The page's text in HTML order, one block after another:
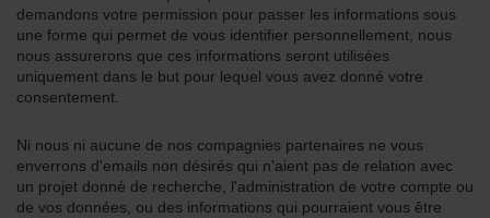
demandons votre permission pour passer les informations sous
une forme qui permet de vous identifier personnellement, nous
nous assurerons que ces informations seront utilisées
uniquement dans le but pour lequel vous avez donné votre
consentement.
Ni nous ni aucune de nos compagnies partenaires ne vous
enverrons d'emails non désirés qui n'aient pas de relation avec
un projet donné de recherche, l'administration de votre compte ou
de vos données, ou des informations qui pourraient vous être